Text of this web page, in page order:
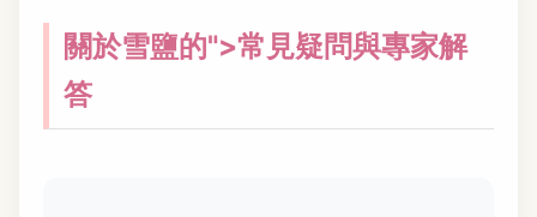
關於雪鹽的">常見疑問與專家解
答